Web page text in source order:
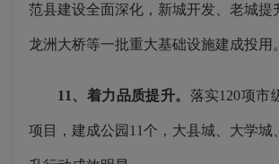
范县建设全面深化，新城开发、老城提
龙洲大桥等一批重大基础设施建成投用。
11、着力品质提升。 落实120项市
项目，建成公园11个，大县城、大学城